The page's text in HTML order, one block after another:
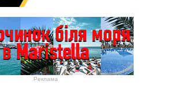
Реклама